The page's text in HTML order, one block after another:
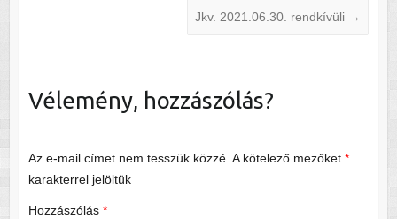
Jkv. 2021.06.30. rendkívüli →
Vélemény, hozzászólás?
Az e-mail címet nem tesszük közzé. A kötelező mezőket *
karakterrel jelöltük
Hozzászólás *